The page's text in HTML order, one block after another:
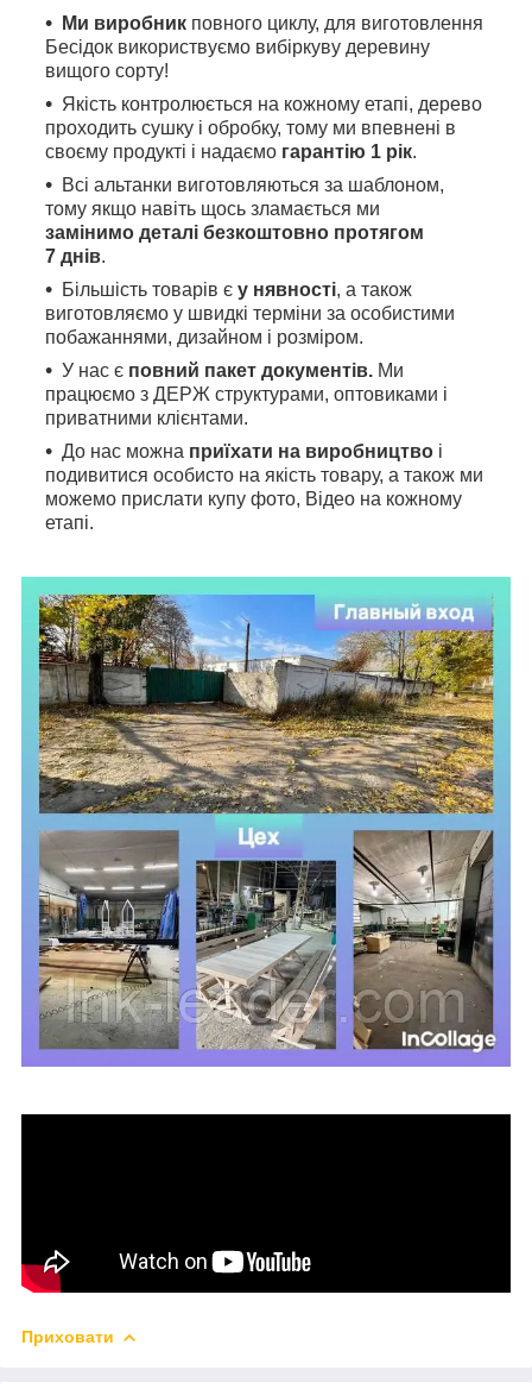
Ми виробник повного циклу, для виготовлення
Бесідок використвуємо вибіркуву деревину
вищого сорту!
Якість контролюється на кожному етапі, дерево
проходить сушку і обробку, тому ми впевнені в
своєму продукті і надаємо гарантію 1 рік.
Всі альтанки виготовляються за шаблоном,
тому якщо навіть щось зламається ми
замінимо деталі безкоштовно протягом
7 днів.
Більшість товарів є у нявності, а також
виготовляємо у швидкі терміни за особистими
побажаннями, дизайном і розміром.
У нас є повний пакет документів. Ми
працюємо з ДЕРЖ структурами, оптовиками і
приватними клієнтами.
До нас можна приїхати на виробництво і
подивитися особисто на якість товару, а також ми
можемо прислати купу фото, Відео на кожному
етапі.
Приховати